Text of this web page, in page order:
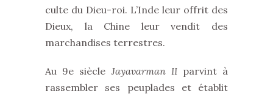
culte du Dieu-roi. L’Inde leur offrit des
Dieux, la Chine leur vendit des
marchandises terrestres.
Au 9e siècle Jayavarman IIparvint à
rassembler ses peuplades et établit